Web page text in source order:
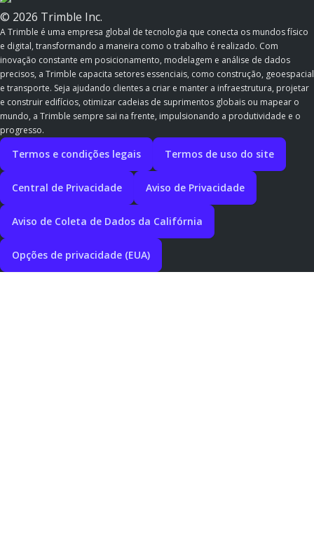
© 2026 Trimble Inc.
A Trimble é uma empresa global de tecnologia que conecta os mundos físico
e digital, transformando a maneira como o trabalho é realizado. Com
inovação constante em posicionamento, modelagem e análise de dados
precisos, a Trimble capacita setores essenciais, como construção, geoespacial
e transporte. Seja ajudando clientes a criar e manter a infraestrutura, projetar
e construir edifícios, otimizar cadeias de suprimentos globais ou mapear o
mundo, a Trimble sempre sai na frente, impulsionando a produtividade e o
progresso.
Termos e condições legais Termos de uso do site
Central de Privacidade Aviso de Privacidade
Aviso de Coleta de Dados da Califórnia
Opções de privacidade (EUA)